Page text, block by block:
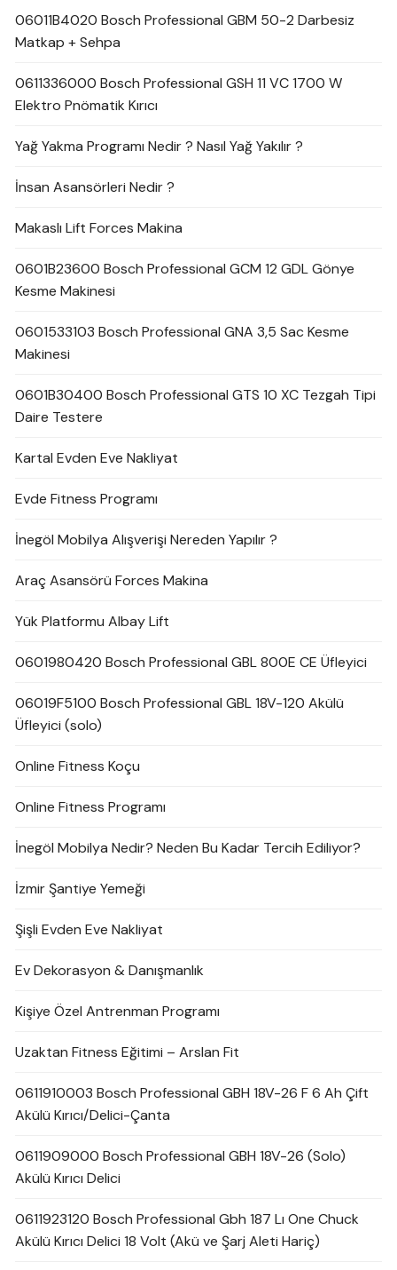
06011B4020 Bosch Professional GBM 50-2 Darbesiz
Matkap + Sehpa
0611336000 Bosch Professional GSH 11 VC 1700 W
Elektro Pnömatik Kırıcı
Yağ Yakma Programı Nedir ? Nasıl Yağ Yakılır ?
İnsan Asansörleri Nedir ?
Makaslı Lift Forces Makina
0601B23600 Bosch Professional GCM 12 GDL Gönye
Kesme Makinesi
0601533103 Bosch Professional GNA 3,5 Sac Kesme
Makinesi
0601B30400 Bosch Professional GTS 10 XC Tezgah Tipi
Daire Testere
Kartal Evden Eve Nakliyat
Evde Fitness Programı
İnegöl Mobilya Alışverişi Nereden Yapılır ?
Araç Asansörü Forces Makina
Yük Platformu Albay Lift
0601980420 Bosch Professional GBL 800E CE Üfleyici
06019F5100 Bosch Professional GBL 18V-120 Akülü
Üfleyici (solo)
Online Fitness Koçu
Online Fitness Programı
İnegöl Mobilya Nedir? Neden Bu Kadar Tercih Ediliyor?
İzmir Şantiye Yemeği
Şişli Evden Eve Nakliyat
Ev Dekorasyon & Danışmanlık
Kişiye Özel Antrenman Programı
Uzaktan Fitness Eğitimi – Arslan Fit
0611910003 Bosch Professional GBH 18V-26 F 6 Ah Çift
Akülü Kırıcı/Delici-Çanta
0611909000 Bosch Professional GBH 18V-26 (Solo)
Akülü Kırıcı Delici
0611923120 Bosch Professional Gbh 187 Lı One Chuck
Akülü Kırıcı Delici 18 Volt (Akü ve Şarj Aleti Hariç)